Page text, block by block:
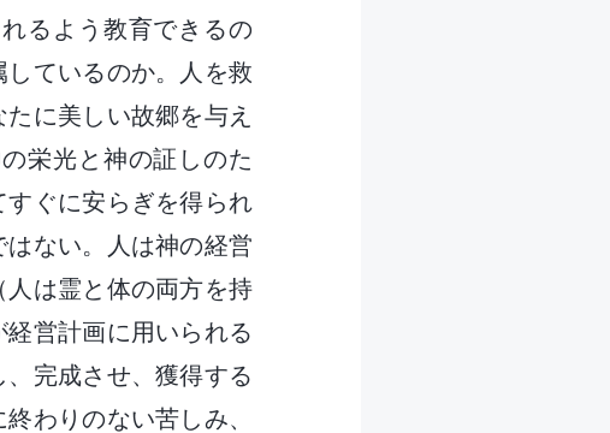
るよう教育できるの
ているのか。人を救
に美しい故郷を与え
栄光と神の証しのた
ぐに安らぎを得られ
ない。人は神の経営
は霊と体の両方を持
営計画に用いられる
完成させ、獲得する
わりのない苦しみ、